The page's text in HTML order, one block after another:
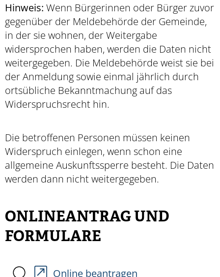
Hinweis: Wenn Bürgerinnen oder Bürger zuvor
gegenüber der Meldebehörde der Gemeinde,
in der sie wohnen, der Weitergabe
widersprochen haben, werden die Daten nicht
weitergegeben. Die Meldebehörde weist sie bei
der Anmeldung sowie einmal jährlich durch
ortsübliche Bekanntmachung auf das
Widerspruchsrecht hin.
Die betroffenen Personen müssen keinen
Widerspruch einlegen, wenn schon eine
allgemeine Auskunftssperre besteht. Die Daten
werden dann nicht weitergegeben.
ONLINEANTRAG UND
FORMULARE
Online beantragen